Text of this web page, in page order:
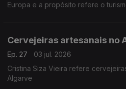
Europa e a propósito refere o
Cervejeiras artesanais no
Ep. 27
03 jul. 2026
Cristina Siza Vieira refere
Algarve